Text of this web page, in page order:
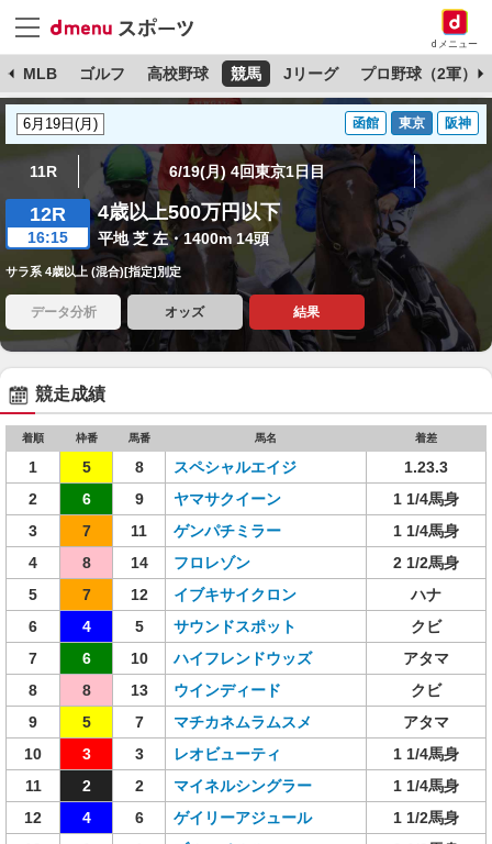
dメニュー
MLB ゴルフ 高校野球 競馬 Jリーグ プロ野球（2軍）
函館 東京 阪神
11R 6/19(月) 4回東京1日目
12R
16:15
4歳以上500万円以下
平地 芝 左・1400m 14頭
サラ系 4歳以上 (混合)[指定]別定
データ分析 オッズ 結果
競走成績
着順 枠番 馬番 馬名 着差
1 5 8 スペシャルエイジ
1.23.3
2
6 9 ヤマサクイーン
1 1/4馬身
3
7 11 ゲンパチミラー
1 1/4馬身
4
8 14 フロレゾン
2 1/2馬身
5
7 12 イブキサイクロン
ハナ
6
4 5 サウンドスポット
クビ
7
6 10 ハイフレンドウッズ
アタマ
8
8 13 ウインディード
クビ
9
5 7 マチカネムラムスメ
アタマ
10
3 3 レオビューティ
1 1/4馬身
11
2 2 マイネルシングラー
1 1/4馬身
12
4 6 ゲイリーアジュール
1 1/2馬身